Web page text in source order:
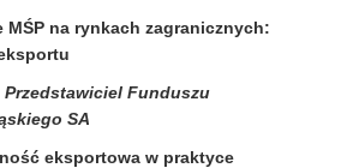
MŚP na rynkach zagranicznych:
Przedstawiciel Funduszu
SA
eksportowa w praktyce